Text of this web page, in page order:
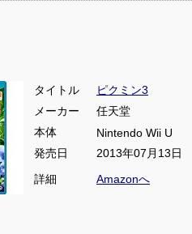
タイトル
ピクミン3
メーカー
任天堂
本体
Nintendo Wii U
発売日
2013年07月13日
詳細
Amazonへ